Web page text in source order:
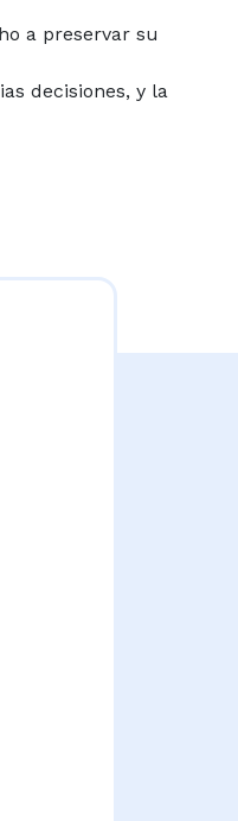
a preservar su
decisiones, y la